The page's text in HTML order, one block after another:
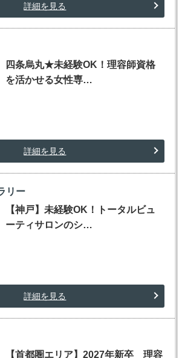
詳細を見る
四条烏丸★未経験OK！理容師資格
を活かせる女性専…
詳細を見る
リー
【神戸】未経験OK！トータルビュ
ーティサロンのシ…
詳細を見る
【首都圏エリア】2027年新卒 理容